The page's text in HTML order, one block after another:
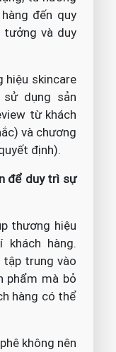
đến quy
và duy
hiệu skincare
dụng sản
từ khách
và chương
định).
để duy trì sự
thương hiệu
hàng.
trung vào
phẩm mà bỏ
hàng có thể
không nên